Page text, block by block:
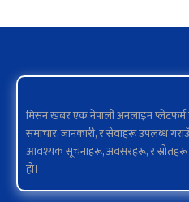
मिसन खबर एक नेपाली अनलाइन प्लेटफर्म
समाचार, जानकारी, र सेवाहरू उपलब्ध
आवश्यक सूचनाहरू, अवसरहरू, र स्रोतहरू
हो।